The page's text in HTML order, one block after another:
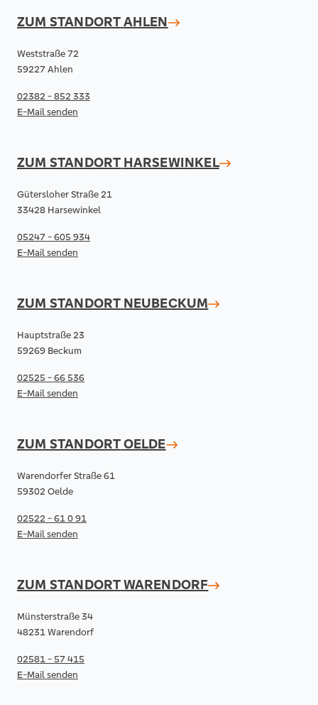
ZUM STANDORTAHLEN
Weststraße 72
59227 Ahlen
02382 - 852 333
E-Mail senden
ZUM STANDORT HARSEWINKEL
Gütersloher Straße 21
33428 Harsewinkel
05247 - 605 934
E-Mail senden
ZUM STANDORT NEUBECKUM
Hauptstraße 23
59269 Beckum
02525 - 66 536
E-Mail senden
ZUM STANDORTOELDE
Warendorfer Straße 61
59302 Oelde
02522 - 61 0 91
E-Mail senden
ZUM STANDORTWARENDORF
Münsterstraße 34
48231 Warendorf
02581 - 57 415
E-Mail senden